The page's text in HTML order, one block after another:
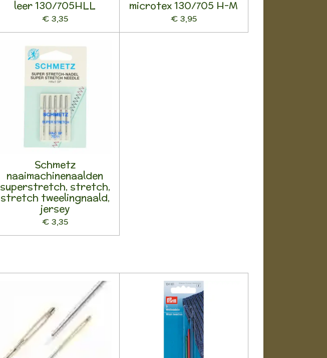
leer 130/705HLL
€ 3,35
microtex 130/705 H-M
€ 3,95
Schmetz
naaimachinenaalden
superstretch, stretch,
stretch tweelingnaald,
jersey
€ 3,35